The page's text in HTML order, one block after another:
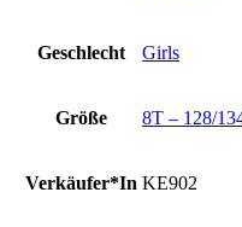
Geschlecht Girls
Größe 8T – 128/
Verkäufer*In KE902